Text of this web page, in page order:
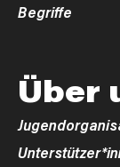
Begriffe
Über